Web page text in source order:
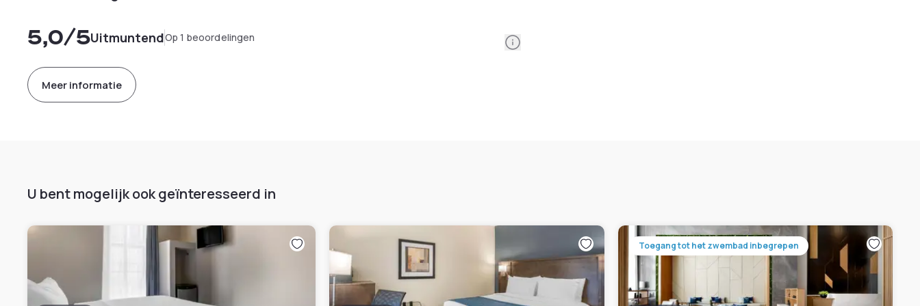
5,0/5UitmuntendOp 1 beoordelingen Information
Meer informatie
U bent mogelijk ook geïnteresseerd in
Toegang tot het zwembad inbegrepen